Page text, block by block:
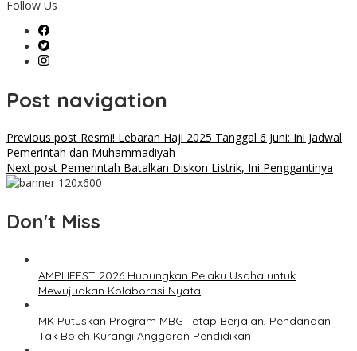
Follow Us
Post navigation
Previous post Resmi! Lebaran Haji 2025 Tanggal 6 Juni: Ini Jadwal
Pemerintah dan Muhammadiyah
Next post Pemerintah Batalkan Diskon Listrik, Ini Penggantinya
Don't Miss
AMPLIFEST 2026 Hubungkan Pelaku Usaha untuk
Mewujudkan Kolaborasi Nyata
MK Putuskan Program MBG Tetap Berjalan, Pendanaan
Tak Boleh Kurangi Anggaran Pendidikan